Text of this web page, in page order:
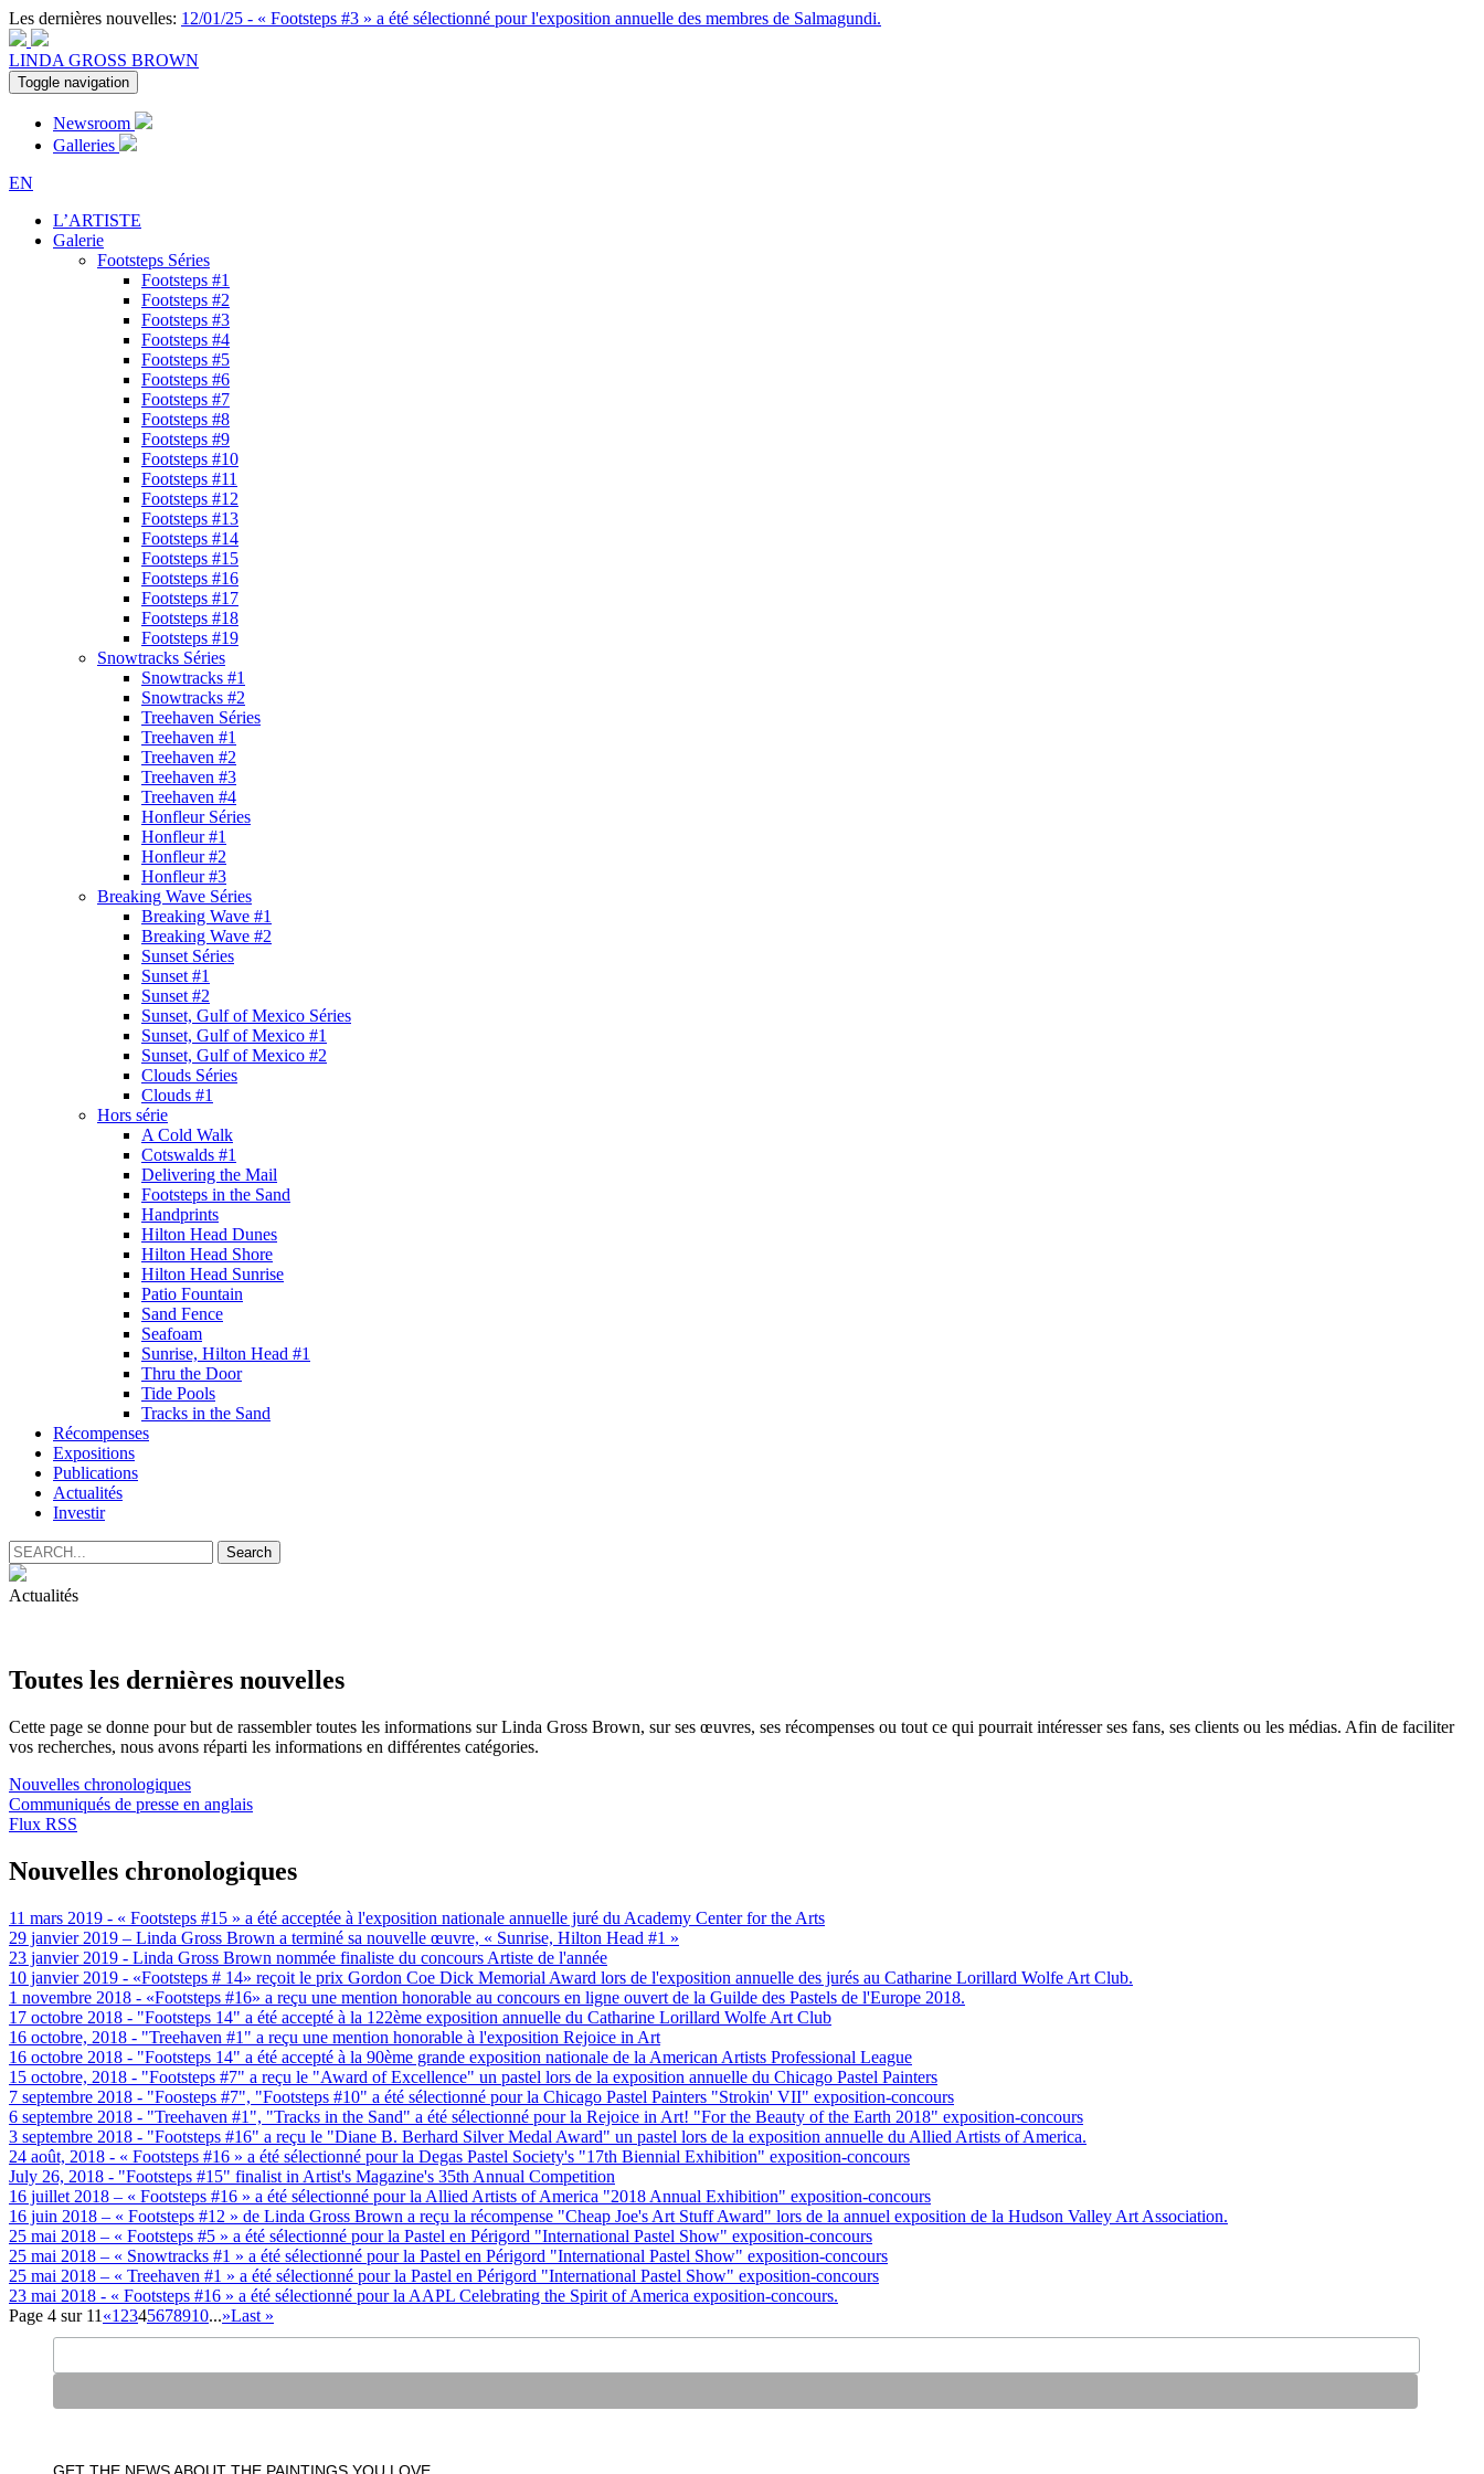
Les dernières nouvelles: 12/01/25 - « Footsteps #3 » a été sélectionné pour l'exposition annuelle des membres de Salmagundi.
LINDA GROSS BROWN
Toggle navigation
Newsroom
Galleries
EN
L’ARTISTE
Galerie
Footsteps Séries
Footsteps #1
Footsteps #2
Footsteps #3
Footsteps #4
Footsteps #5
Footsteps #6
Footsteps #7
Footsteps #8
Footsteps #9
Footsteps #10
Footsteps #11
Footsteps #12
Footsteps #13
Footsteps #14
Footsteps #15
Footsteps #16
Footsteps #17
Footsteps #18
Footsteps #19
Snowtracks Séries
Snowtracks #1
Snowtracks #2
Treehaven Séries
Treehaven #1
Treehaven #2
Treehaven #3
Treehaven #4
Honfleur Séries
Honfleur #1
Honfleur #2
Honfleur #3
Breaking Wave Séries
Breaking Wave #1
Breaking Wave #2
Sunset Séries
Sunset #1
Sunset #2
Sunset, Gulf of Mexico Séries
Sunset, Gulf of Mexico #1
Sunset, Gulf of Mexico #2
Clouds Séries
Clouds #1
Hors série
A Cold Walk
Cotswalds #1
Delivering the Mail
Footsteps in the Sand
Handprints
Hilton Head Dunes
Hilton Head Shore
Hilton Head Sunrise
Patio Fountain
Sand Fence
Seafoam
Sunrise, Hilton Head #1
Thru the Door
Tide Pools
Tracks in the Sand
Récompenses
Expositions
Publications
Actualités
Investir
Actualités
Toutes les dernières nouvelles
Cette page se donne pour but de rassembler toutes les informations sur Linda Gross Brown, sur ses œuvres, ses récompenses ou tout ce qui pourrait intéresser ses fans, ses clients ou les médias. Afin de faciliter
vos recherches, nous avons réparti les informations en différentes catégories.
Nouvelles chronologiques
Communiqués de presse en anglais
Flux RSS
Nouvelles chronologiques
11 mars 2019 - « Footsteps #15 » a été acceptée à l'exposition nationale annuelle juré du Academy Center for the Arts
29 janvier 2019 – Linda Gross Brown a terminé sa nouvelle œuvre, « Sunrise, Hilton Head #1 »
23 janvier 2019 - Linda Gross Brown nommée finaliste du concours Artiste de l'année
10 janvier 2019 - «Footsteps # 14» reçoit le prix Gordon Coe Dick Memorial Award lors de l'exposition annuelle des jurés au Catharine Lorillard Wolfe Art Club.
1 novembre 2018 - «Footsteps #16» a reçu une mention honorable au concours en ligne ouvert de la Guilde des Pastels de l'Europe 2018.
17 octobre 2018 - "Footsteps 14" a été accepté à la 122ème exposition annuelle du Catharine Lorillard Wolfe Art Club
16 octobre, 2018 - "Treehaven #1" a reçu une mention honorable à l'exposition Rejoice in Art
16 octobre 2018 - "Footsteps 14" a été accepté à la 90ème grande exposition nationale de la American Artists Professional League
15 octobre, 2018 - "Footsteps #7" a reçu le "Award of Excellence" un pastel lors de la exposition annuelle du Chicago Pastel Painters
7 septembre 2018 - "Foosteps #7", "Footsteps #10" a été sélectionné pour la Chicago Pastel Painters "Strokin' VII" exposition-concours
6 septembre 2018 - "Treehaven #1", "Tracks in the Sand" a été sélectionné pour la Rejoice in Art! "For the Beauty of the Earth 2018" exposition-concours
3 septembre 2018 - "Footsteps #16" a reçu le "Diane B. Berhard Silver Medal Award" un pastel lors de la exposition annuelle du Allied Artists of America.
24 août, 2018 - « Footsteps #16 » a été sélectionné pour la Degas Pastel Society's "17th Biennial Exhibition" exposition-concours
July 26, 2018 - "Footsteps #15" finalist in Artist's Magazine's 35th Annual Competition
16 juillet 2018 – « Footsteps #16 » a été sélectionné pour la Allied Artists of America "2018 Annual Exhibition" exposition-concours
16 juin 2018 – « Footsteps #12 » de Linda Gross Brown a reçu la récompense "Cheap Joe's Art Stuff Award" lors de la annuel exposition de la Hudson Valley Art Association.
25 mai 2018 – « Footsteps #5 » a été sélectionné pour la Pastel en Périgord "International Pastel Show" exposition-concours
25 mai 2018 – « Snowtracks #1 » a été sélectionné pour la Pastel en Périgord "International Pastel Show" exposition-concours
25 mai 2018 – « Treehaven #1 » a été sélectionné pour la Pastel en Périgord "International Pastel Show" exposition-concours
23 mai 2018 - « Footsteps #16 » a été sélectionné pour la AAPL Celebrating the Spirit of America exposition-concours.
Page 4 sur 11 «1 2345678910...»Last »